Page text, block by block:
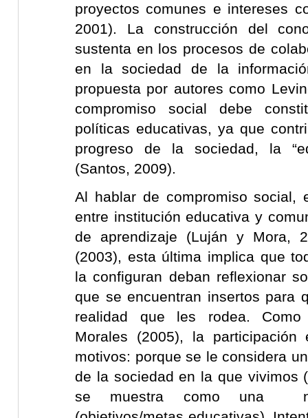
proyectos comunes e intereses
2001). La construcción del
sustenta en los procesos de
en la sociedad de la
propuesta por autores como
compromiso social debe
políticas educativas, ya que
progreso de la sociedad, la
(Santos, 2009).
Al hablar de compromiso social,
entre institución educativa y
de aprendizaje (Luján y Mora,
(2003), esta última implica que
la configuran deban reflexionar
que se encuentran insertos para
realidad que les rodea.
Morales (2005), la
motivos: porque se le considera
de la sociedad en la que vivimos
se muestra como una